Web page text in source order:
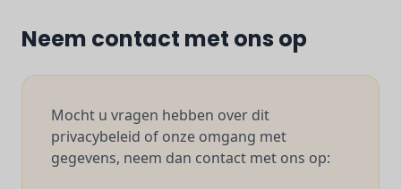
Neem contact met ons op
Mocht u vragen hebben over dit
privacybeleid of onze omgang met
gegevens, neem dan contact met ons op: